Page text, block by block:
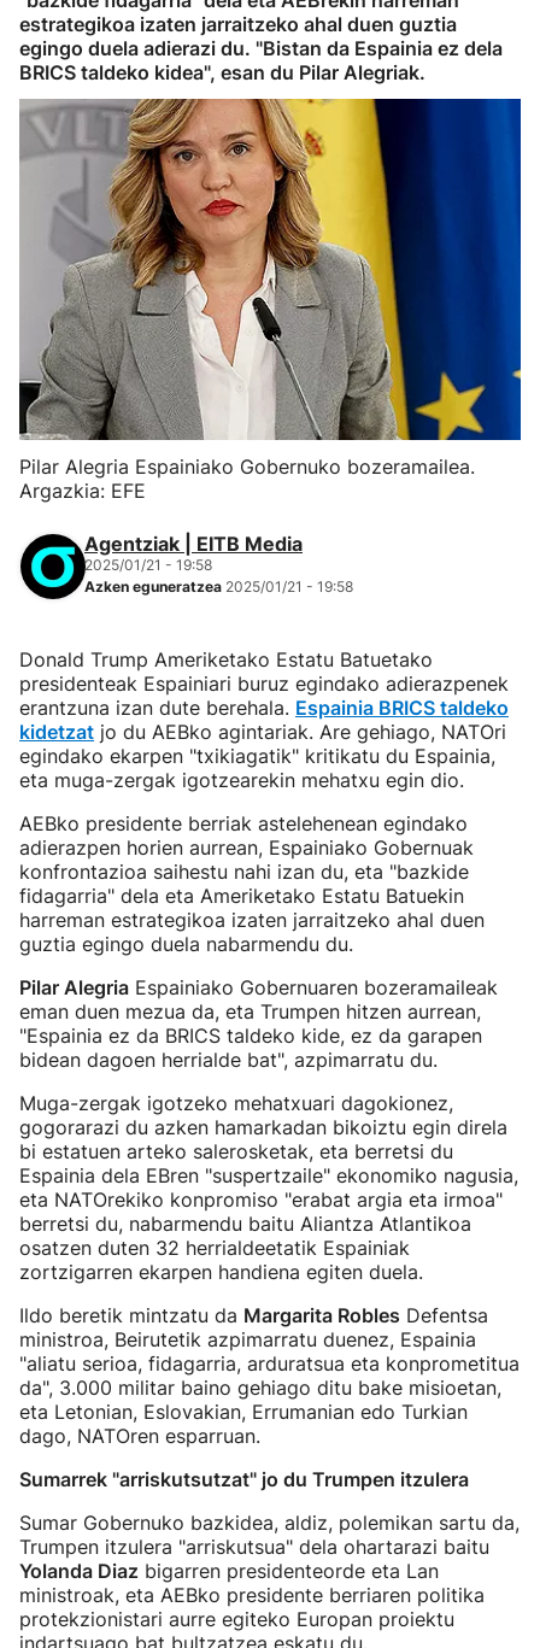
estrategikoa izaten jarraitzeko ahal duen guztia
egingo duela adierazi du. "Bistan da Espainia ez dela
BRICS taldeko kidea", esan du Pilar Alegriak.
Pilar Alegria Espainiako Gobernuko bozeramailea.
Argazkia: EFE
Agentziak | EITB Media
2025/01/21 - 19:58
Azken eguneratzea 2025/01/21 - 19:58
Donald Trump Ameriketako Estatu Batuetako
presidenteak Espainiari buruz egindako adierazpenek
erantzuna izan dute berehala. Espainia BRICS taldeko
kidetzat jo du AEBko agintariak. Are gehiago, NATOri
egindako ekarpen "txikiagatik" kritikatu du Espainia,
eta muga-zergak igotzearekin mehatxu egin dio.
AEBko presidente berriak astelehenean egindako
adierazpen horien aurrean, Espainiako Gobernuak
konfrontazioa saihestu nahi izan du, eta "bazkide
fidagarria" dela eta Ameriketako Estatu Batuekin
harreman estrategikoa izaten jarraitzeko ahal duen
guztia egingo duela nabarmendu du.
Pilar Alegria Espainiako Gobernuaren bozeramaileak
eman duen mezua da, eta Trumpen hitzen aurrean,
"Espainia ez da BRICS taldeko kide, ez da garapen
bidean dagoen herrialde bat", azpimarratu du.
Muga-zergak igotzeko mehatxuari dagokionez,
gogorarazi du azken hamarkadan bikoiztu egin direla
bi estatuen arteko salerosketak, eta berretsi du
Espainia dela EBren "suspertzaile" ekonomiko nagusia,
eta NATOrekiko konpromiso "erabat argia eta irmoa"
berretsi du, nabarmendu baitu Aliantza Atlantikoa
osatzen duten 32 herrialdeetatik Espainiak
zortzigarren ekarpen handiena egiten duela.
Ildo beretik mintzatu da Margarita Robles Defentsa
ministroa, Beirutetik azpimarratu duenez, Espainia
"aliatu serioa, fidagarria, arduratsua eta konprometitua
da", 3.000 militar baino gehiago ditu bake misioetan,
eta Letonian, Eslovakian, Errumanian edo Turkian
dago, NATOren esparruan.
Sumarrek "arriskutsutzat" jo du Trumpen itzulera
Sumar Gobernuko bazkidea, aldiz, polemikan sartu da,
Trumpen itzulera "arriskutsua" dela ohartarazi baitu
Yolanda Diaz bigarren presidenteorde eta Lan
ministroak, eta AEBko presidente berriaren politika
protekzionistari aurre egiteko Europan proiektu
indartsuago bat bultzatzea eskatu du.